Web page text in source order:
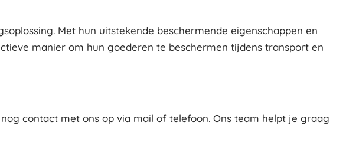
Met hun uitstekende beschermende eigenschappen en
manier om hun goederen te beschermen tijdens transport en
contact met ons op via mail of telefoon. Ons team helpt je graag